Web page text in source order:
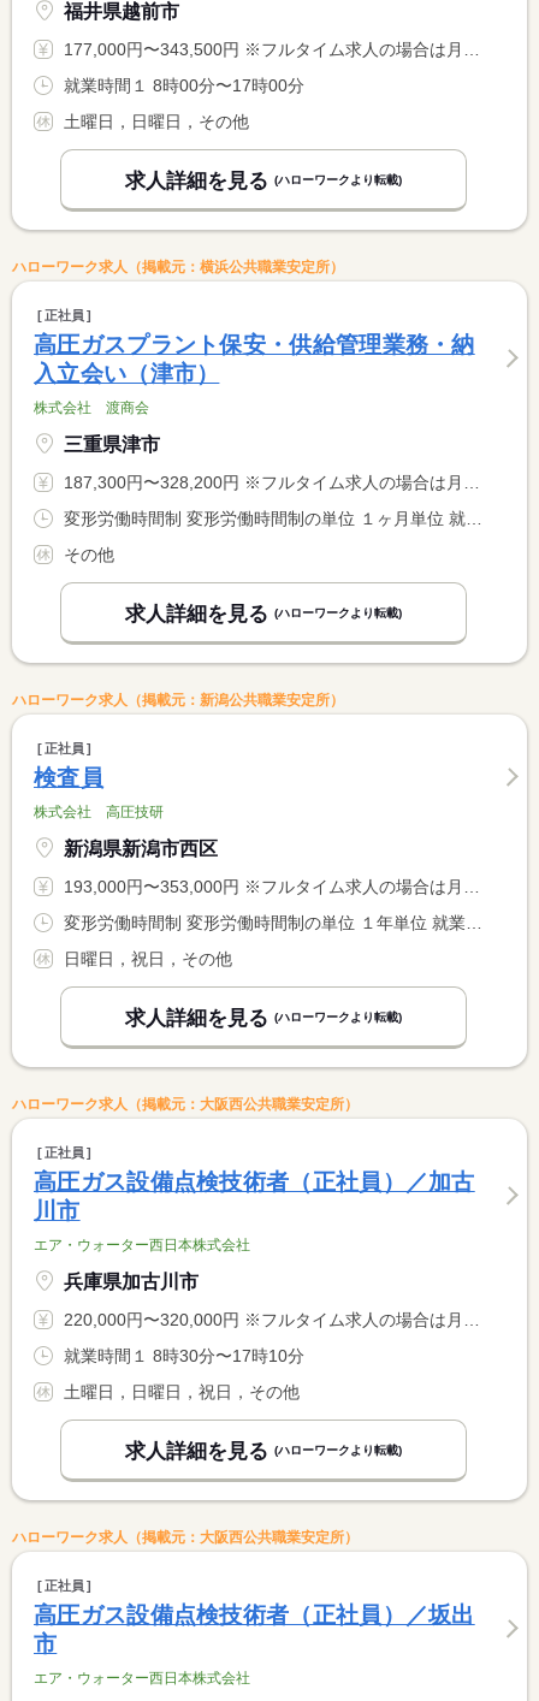
福井県越前市
177,000円〜343,500円 ※フルタイム求人の場合は月額（換算額）、パート求人の場合は時間額を表示しています。
就業時間１ 8時00分〜17時00分
土曜日，日曜日，その他
求人詳細を見る (ハローワークより転載)
ハローワーク求人（掲載元：横浜公共職業安定所）
正社員
高圧ガスプラント保安・供給管理業務・納
入立会い（津市）
株式会社 渡商会
三重県津市
187,300円〜328,200円 ※フルタイム求人の場合は月額（換算額）、パート求人の場合は時間額を表示しています。
その他
求人詳細を見る (ハローワークより転載)
ハローワーク求人（掲載元：新潟公共職業安定所）
正社員
検査員
株式会社 高圧技研
新潟県新潟市西区
193,000円〜353,000円 ※フルタイム求人の場合は月額（換算額）、パート求人の場合は時間額を表示しています。
日曜日，祝日，その他
求人詳細を見る (ハローワークより転載)
ハローワーク求人（掲載元：大阪西公共職業安定所）
正社員
高圧ガス設備点検技術者（正社員）／加古
川市
エア・ウォーター西日本株式会社
兵庫県加古川市
220,000円〜320,000円 ※フルタイム求人の場合は月額（換算額）、パート求人の場合は時間額を表示しています。
就業時間１ 8時30分〜17時10分
土曜日，日曜日，祝日，その他
求人詳細を見る (ハローワークより転載)
ハローワーク求人（掲載元：大阪西公共職業安定所）
正社員
高圧ガス設備点検技術者（正社員）／坂出
市
エア・ウォーター西日本株式会社